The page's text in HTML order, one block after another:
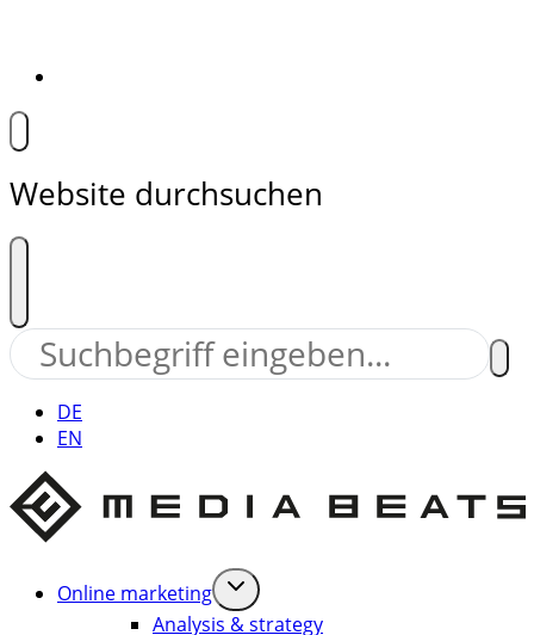
Website durchsuchen
DE
EN
Online marketing
Analysis & strategy